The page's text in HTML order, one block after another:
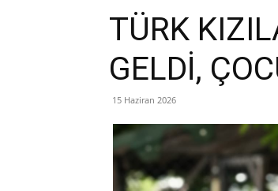
TÜRK
GELDİ,
15 Haziran 2026